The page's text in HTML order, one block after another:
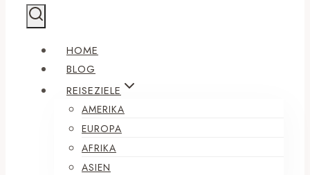
HOME
BLOG
REISEZIELE
AMERIKA
EUROPA
AFRIKA
ASIEN